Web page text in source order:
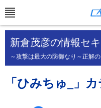
新倉茂彦の情報セ
～攻撃は最大の防御なり～正解
「ひみちゅ_」